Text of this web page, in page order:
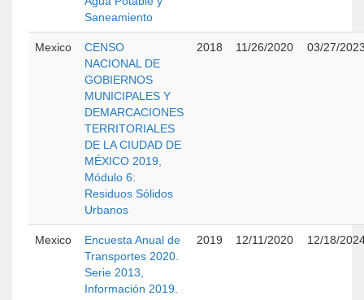
Saneamiento
Mexico
CENSO
NACIONAL DE
GOBIERNOS
MUNICIPALES Y
DEMARCACIONES
TERRITORIALES
DE LA CIUDAD DE
MÉXICO 2019,
Módulo 6:
Residuos Sólidos
Urbanos
2018 11/26/2020 03/27/
Mexico
Encuesta Anual de
Transportes 2020.
Serie 2013,
Información 2019.
2019 12/11/2020 12/18/